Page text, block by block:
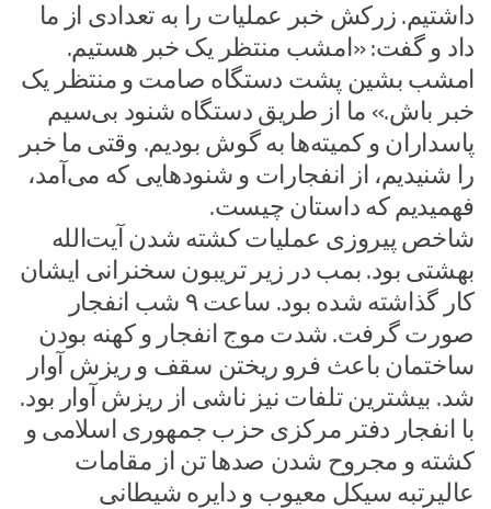
داشتیم. زرکش خبر عملیات را به تعدادی از ما
داد و گفت: «امشب منتظر یک خبر هستیم.
امشب بشین پشت دستگاه صامت و منتظر یک
خبر باش.» ما از طریق دستگاه شنود بی‌سیم
پاسداران و کمیته‌ها به گوش بودیم. وقتی ما خبر
را شنیدیم، از انفجارات و شنودهایی که می‌آمد،
فهمیدیم که داستان چیست.
شاخص پیروزی عملیات کشته ‌شدن آیت‌الله
بهشتی بود. بمب در زیر تریبون سخنرانی ایشان
کار گذاشته شده بود. ساعت ۹ شب انفجار
صورت گرفت. شدت موج انفجار و کهنه بودن
ساختمان باعث فرو ریختن سقف و ریزش آوار
شد. بیشترین تلفات نیز ناشی از ریزش آوار بود.
با انفجار دفتر مرکزی حزب جمهوری اسلامی و
کشته و مجروح شدن صدها تن از مقامات
عالیرتبه سیکل معیوب و دایره شیطانی